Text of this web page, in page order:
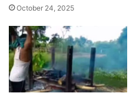
October 24, 2025